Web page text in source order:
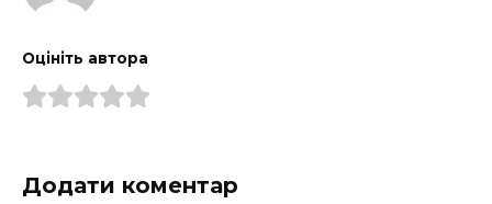
Оцініть автора
Додати коментар